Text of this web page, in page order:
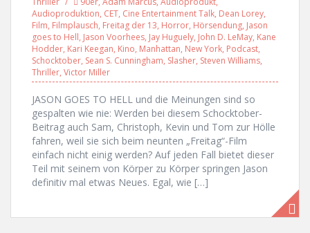
Audioproduktion, CET, Cine Entertainment Talk, Dean Lorey,
Film, Filmplausch, Freitag der 13, Horror, Hörsendung, Jason
goes to Hell, Jason Voorhees, Jay Huguely, John D. LeMay, Kane
Hodder, Kari Keegan, Kino, Manhattan, New York, Podcast,
Schocktober, Sean S. Cunningham, Slasher, Steven Williams,
Thriller, Victor Miller
JASON GOES TO HELL und die Meinungen sind so
gespalten wie nie: Werden bei diesem Schocktober-
Beitrag auch Sam, Christoph, Kevin und Tom zur Hölle
fahren, weil sie sich beim neunten „Freitag“-Film
einfach nicht einig werden? Auf jeden Fall bietet dieser
Teil mit seinem von Körper zu Körper springen Jason
definitiv mal etwas Neues. Egal, wie […]